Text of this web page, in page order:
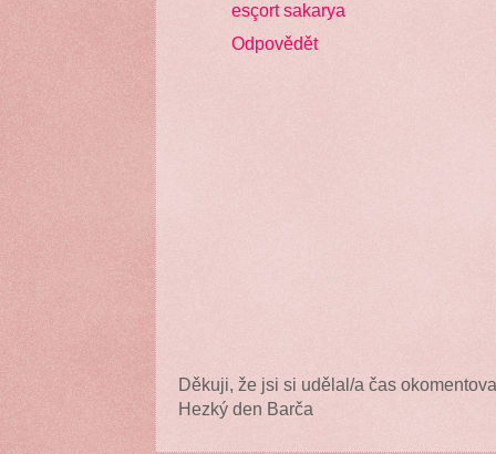
esçort sakarya
Odpovědět
Děkuji, že jsi si udělal/a čas
Hezký den Barča